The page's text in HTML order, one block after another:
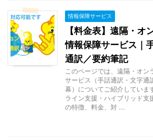
情報保障サービス
【料金表】遠隔・オ
情報保障サービス｜
通訳／要約筆記
このページでは、遠隔・オン
サービス（手話通訳・文字通
幕）についてご紹介していま
ライン支援・ハイブリッド支
の特徴、料金、対 ...